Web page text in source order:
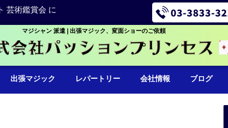
芸術鑑賞会 に
マジシャン 派遣 | 出張マジック、変面ショーのご依頼
出張マジック レパートリー 会社情報 ブログ